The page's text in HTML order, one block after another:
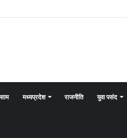
मध्यप्रदेश राजनीति युवा पसंद